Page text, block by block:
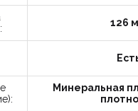
126
Минеральная
Заказать
данные